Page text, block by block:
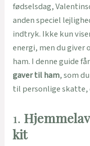
fødselsdag,
anden speciel
indtryk. Ikke kun
energi, men du giver
ham. I denne guide
gaver til ham, som
til personlige
1.
kit